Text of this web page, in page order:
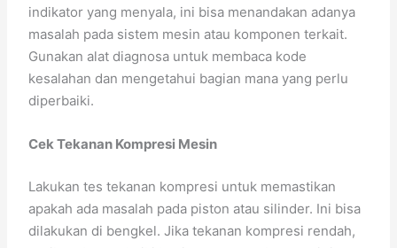
indikator yang menyala, ini bisa menandakan adanya
masalah pada sistem mesin atau komponen terkait.
Gunakan alat diagnosa untuk membaca kode
kesalahan dan mengetahui bagian mana yang perlu
diperbaiki.
Cek Tekanan Kompresi Mesin
Lakukan tes tekanan kompresi untuk memastikan
apakah ada masalah pada piston atau silinder. Ini bisa
dilakukan di bengkel. Jika tekanan kompresi rendah,